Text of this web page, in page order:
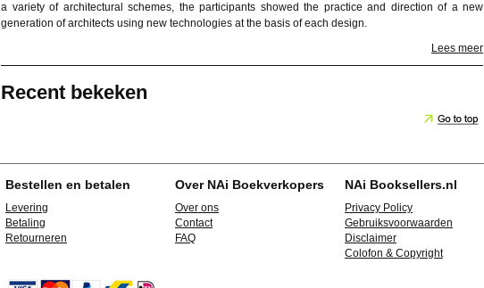
a variety of architectural schemes, the participants showed the practice and direction of a new
generation of architects using new technologies at the basis of each design.
Lees meer
Recent bekeken
Bestellen en betalen
Levering
Betaling
Retourneren
Over NAi Boekverkopers
Over ons
Contact
FAQ
NAi Booksellers.nl
Privacy Policy
Gebruiksvoorwaarden
Disclaimer
Colofon & Copyright